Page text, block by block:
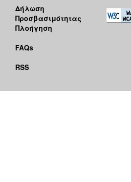
Δήλωση
Προσβασιμότητας
Πλοήγηση
FAQs
RSS